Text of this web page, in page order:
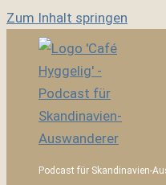
Zum Inhalt springen
Podcast für Skandinavien-